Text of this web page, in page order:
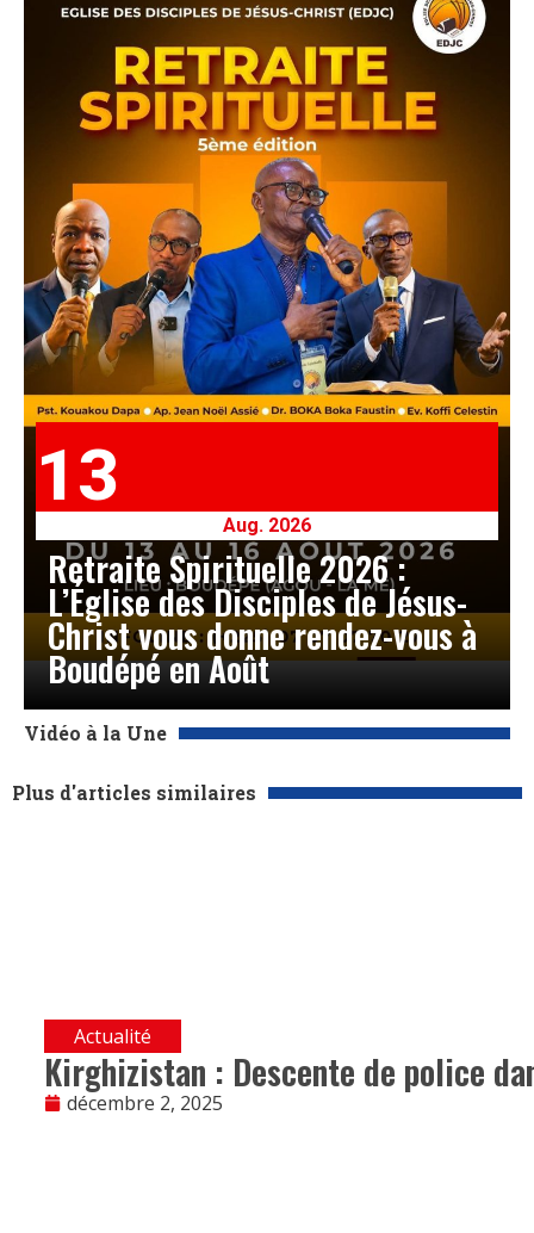
13
Aug. 2026
Retraite Spirituelle 2026 :
L’Église des Disciples de Jésus-
Christ vous donne rendez-vous à
Boudépé en Août
Vidéo à la Une
Plus d'articles similaires
Actualité
Kirghizistan : Descente de police
décembre 2, 2025